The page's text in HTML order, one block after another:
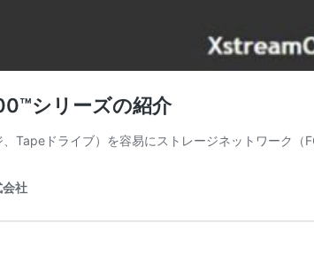
シリーズの紹介
Tapeドライブ）を容易にストレージネットワーク
社